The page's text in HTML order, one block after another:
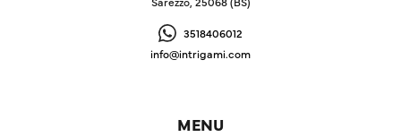
3518406012
info@intrigami.com
MENU